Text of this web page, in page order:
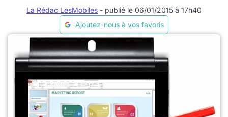
La Rédac LesMobiles - publié le 06/01/2015 à 17h40
Ajoutez-nous à vos favoris